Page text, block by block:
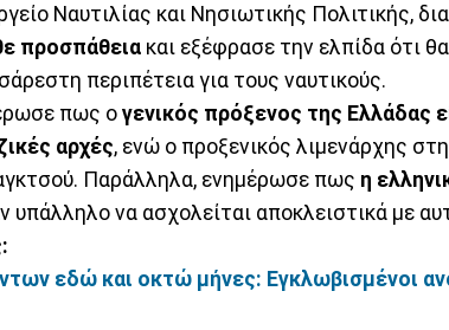
Ναυτιλίας και Νησιωτικής Πολιτικής,
προσπάθεια και εξέφρασε την ελπίδα ότι
περιπέτεια για τους ναυτικούς.
πως ο γενικός πρόξενος της Ελλάδας
αρχές, ενώ ο προξενικός λιμενάρχης
Παράλληλα, ενημέρωσε πως η
υπάλληλο να ασχολείται αποκλειστικά με
εδώ και οκτώ μήνες: Εγκλωβισμένοι